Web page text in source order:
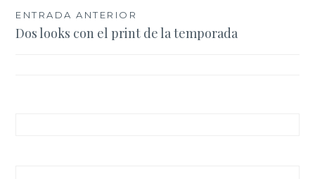
Navegación
de
ENTRADA ANTERIOR
Dos looks con el print de la temporada